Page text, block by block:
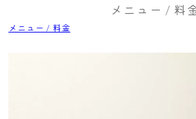
メニュー / 料
メニュー / 料金